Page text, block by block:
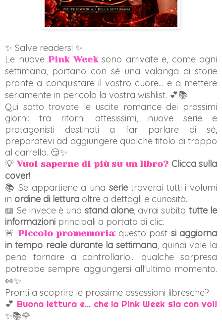
✨ Salve readers! ✨
Le nuove Pink Week sono arrivate e, come ogni
settimana, portano con sé una valanga di storie
pronte a conquistare il vostro cuore... e a mettere
seriamente in pericolo la vostra wishlist. 💕📚
Qui sotto trovate le uscite romance dei prossimi
giorni: tra ritorni attesissimi, nuove serie e
protagonisti destinati a far parlare di sé,
preparatevi ad aggiungere qualche titolo di troppo
al carrello. 😏✨
💡 Vuoi saperne di più su un libro? Clicca sulla
cover!
📚 Se appartiene a una serietroverai tutti i volumi
in ordine di lettura oltre a dettagli e curiosità.
📖 Se invece è uno stand alone, avrai subito tutte le
informazioni principali a portata di clic.
🚨 Piccolo promemoria:questo post si aggiorna
in tempo reale durante la settimana, quindi vale la
pena tornare a controllarlo... qualche sorpresa
potrebbe sempre aggiungersi all'ultimo momento.
👀✨
Pronti a scoprire le prossime ossessioni libresche?
💕 Buona lettura e... che la Pink Week sia con voi!
✨📚🌹